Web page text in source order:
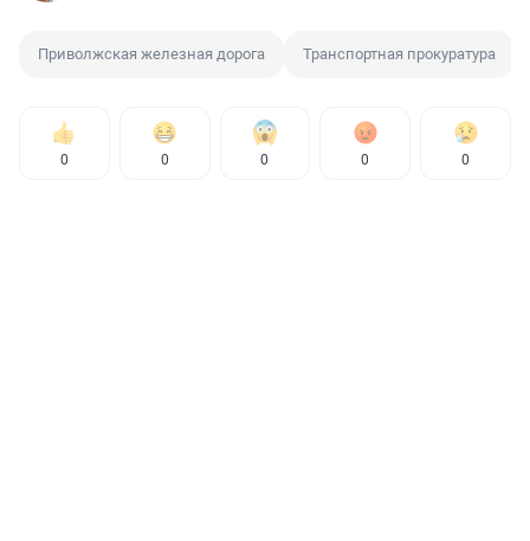
Приволжская железная дорога Транспортная прокуратура
0 0 0 0 0